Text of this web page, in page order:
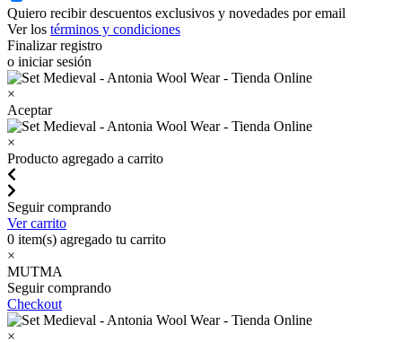
Quiero recibir descuentos exclusivos y novedades por email
Ver los términos y condiciones
Finalizar registro
o iniciar sesión
×
Aceptar
×
Producto agregado a carrito
Seguir comprando
Ver carrito
0 item(s) agregado tu carrito
×
MUTMA
Seguir comprando
Checkout
×